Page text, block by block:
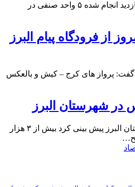
محمد نصیری گفت: در ۴۵ بازدید انجام شده ۵ واحد صنفی در
از فرودگاه پیام البرز
گفت: پرواز های کرج – کیش و بالعکس
در شهرستان البرز
مدیر جهاد کشاورزی شهرستان البرز پیش بینی کرد بیش از ۳ هزار